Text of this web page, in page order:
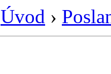
Úvod ›